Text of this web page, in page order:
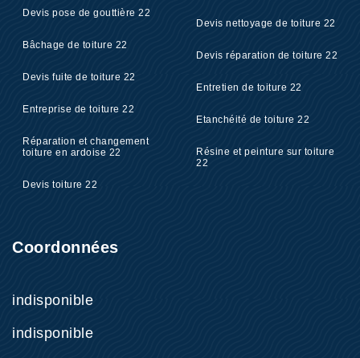
Devis pose de gouttière 22
Bâchage de toiture 22
Devis fuite de toiture 22
Entreprise de toiture 22
Réparation et changement
toiture en ardoise 22
Devis toiture 22
Devis nettoyage de toiture 22
Devis réparation de toiture 22
Entretien de toiture 22
Etanchéité de toiture 22
Résine et peinture sur toiture
22
Coordonnées
indisponible
indisponible